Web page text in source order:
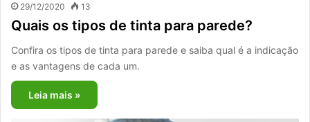
29/12/2020 13
Quais os tipos de tinta para parede?
Confira os tipos de tinta para parede e saiba qual é a indicação
e as vantagens de cada um.
Leia mais »